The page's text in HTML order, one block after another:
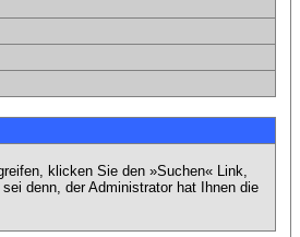
klicken Sie den »Suchen« Link,
denn, der Administrator hat Ihnen die